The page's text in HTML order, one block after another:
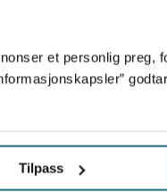
et personlig preg,
Tilpass
fordi de er